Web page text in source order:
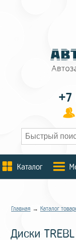
+7
Каталог
Главная → Каталог
Диски